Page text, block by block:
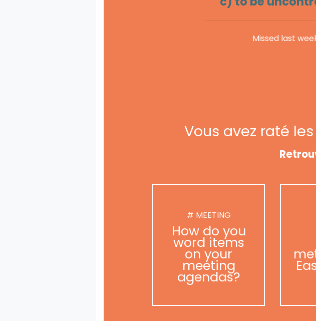
Missed last
Vous avez raté
# MEETING
How do you
word items
on your
meeting
agendas?